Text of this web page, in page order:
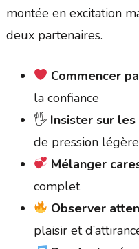
montée en excitation
deux partenaires.
Commencer
la confiance
🖐️ Insister sur
de pression légère
Mélanger
complet
Observer
plaisir et